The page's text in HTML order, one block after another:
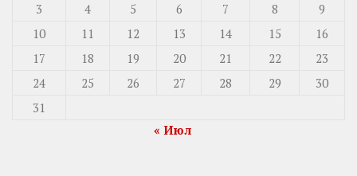
3
4 5 6 7 8
9
10
11 12 13 14 15
16
17
18 19 20 21 22
23
24
25 26 27 28 29
30
31
« Июл